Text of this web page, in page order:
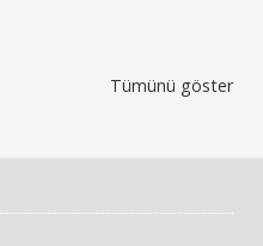
Tümünü göster